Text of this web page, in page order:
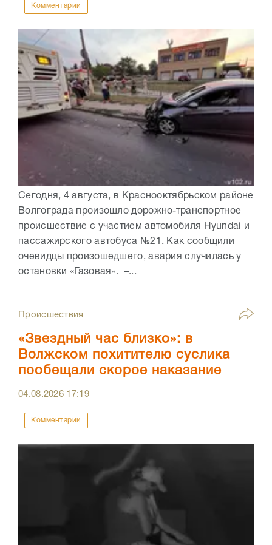
Комментарии
Сегодня, 4 августа, в Краснооктябрьском районе
Волгограда произошло дорожно-транспортное
происшествие с участием автомобиля Hyundai и
пассажирского автобуса №21. Как сообщили
очевидцы произошедшего, авария случилась у
остановки «Газовая». –...
Происшествия
«Звездный час близко»: в
Волжском похитителю суслика
пообещали скорое наказание
04.08.2026 17:19
Комментарии